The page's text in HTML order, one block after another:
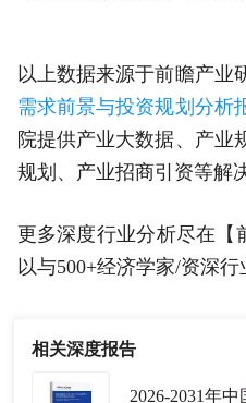
以上数据来源于前瞻产业
需求前景与投资规划分析
院提供产业大数据、产业
规划、产业招商引资等解
更多深度行业分析尽在【
以与500+经济学家/资深行
相关深度报告
2026-2031年中